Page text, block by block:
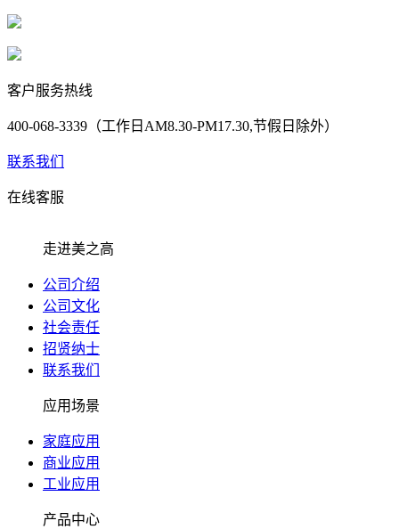
客户服务热线
400-068-3339（工作日AM8.30-PM17.30,节假日除外）
联系我们
在线客服
走进美之高
公司介绍
公司文化
社会责任
招贤纳士
联系我们
应用场景
家庭应用
商业应用
工业应用
产品中心